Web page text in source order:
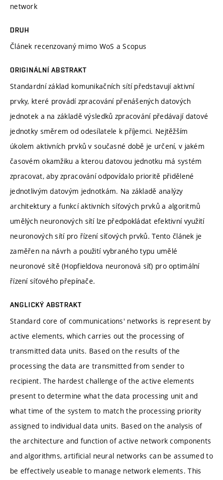
network
DRUH
Článek recenzovaný mimo WoS a Scopus
ORIGINÁLNÍ ABSTRAKT
Standardní základ komunikačních sítí představují aktivní
prvky, které provádí zpracování přenášených datových
jednotek a na základě výsledků zpracování předávají datové
jednotky směrem od odesílatele k příjemci. Nejtěžším
úkolem aktivních prvků v současné době je určení, v jakém
časovém okamžiku a kterou datovou jednotku má systém
zpracovat, aby zpracování odpovídalo prioritě přidělené
jednotlivým datovým jednotkám. Na základě analýzy
architektury a funkcí aktivních síťových prvků a algoritmů
umělých neuronových sítí lze předpokládat efektivní využití
neuronových sítí pro řízení síťových prvků. Tento článek je
zaměřen na návrh a použití vybraného typu umělé
neuronové sítě (Hopfieldova neuronová síť) pro optimální
řízení síťového přepínače.
ANGLICKÝ ABSTRAKT
Standard core of communications' networks is represent by
active elements, which carries out the processing of
transmitted data units. Based on the results of the
processing the data are transmitted from sender to
recipient. The hardest challenge of the active elements
present to determine what the data processing unit and
what time of the system to match the processing priority
assigned to individual data units. Based on the analysis of
the architecture and function of active network components
and algorithms, artificial neural networks can be assumed to
be effectively useable to manage network elements. This